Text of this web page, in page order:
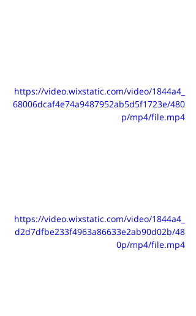
https://video.wixstatic.com/video/1844a4_
68006dcaf4e74a9487952ab5d5f1723e/480
p/mp4/file.mp4
https://video.wixstatic.com/video/1844a4_
d2d7dfbe233f4963a86633e2ab90d02b/48
0p/mp4/file.mp4